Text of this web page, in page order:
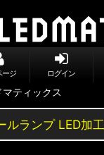
ージ ログイン
ルランプ LED加工